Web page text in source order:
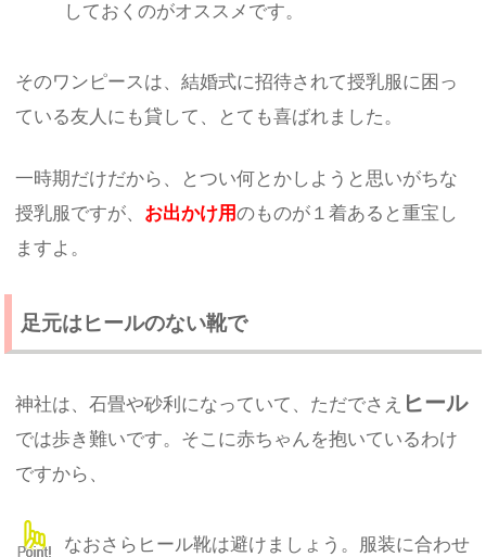
しておくのがオススメです。
そのワンピースは、結婚式に招待されて授乳服に困っ
ている友人にも貸して、とても喜ばれました。
一時期だけだから、とつい何とかしようと思いがちな
授乳服ですが、 お出かけ用のものが１着あると重宝し
ますよ。
足元はヒールのない靴で
神社は、石畳や砂利になっていて、ただでさえ ヒール
では歩き難いです。そこに赤ちゃんを抱いているわけ
ですから、
なおさらヒール靴は避けましょう。服装に合わせ